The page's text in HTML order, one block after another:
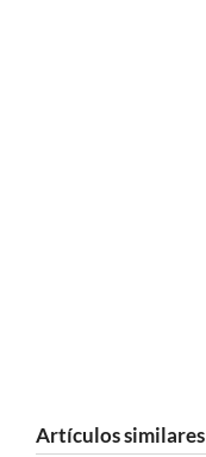
Artículos similares